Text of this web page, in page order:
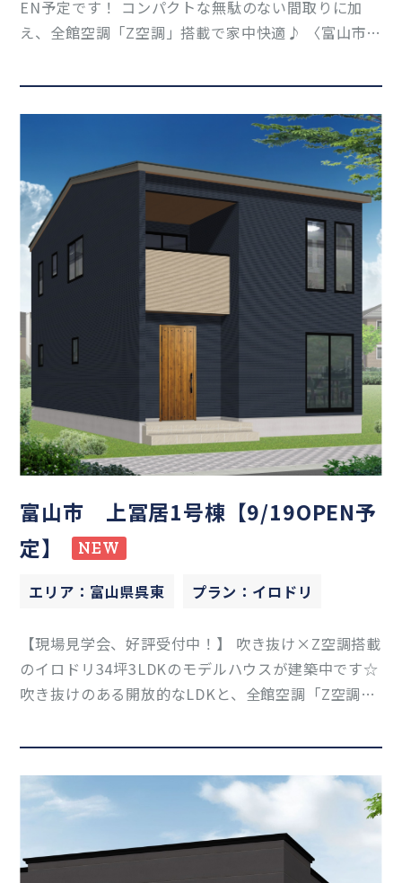
EN予定です！ コンパクトな無駄のない間取りに加
え、全館空調「Z空調」搭載で家中快適♪ 〈富山市金
富山市 上冨居1号棟【9/19OPEN予
定】
NEW
エリア：富山県呉東 プラン：イロドリ
【現場見学会、好評受付中！】 吹き抜け×Z空調搭載
のイロドリ34坪3LDKのモデルハウスが建築中です☆
吹き抜けのある開放的なLDKと、全館空調「Z空調」
る明るい空間に加え、家中の温度差を少なくするZ空